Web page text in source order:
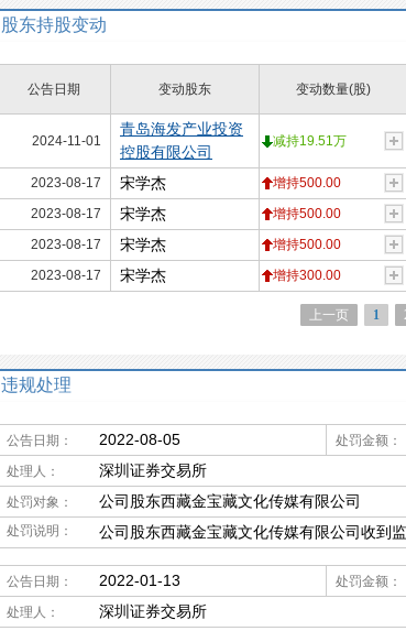
股东持股变动
公告日期 变动股东 变动数量(股)
2024-11-01
青岛海发产业投资
控股有限公司
减持19.51万
2023-08-17 宋学杰 增持500.00
2023-08-17 宋学杰 增持500.00
2023-08-17 宋学杰 增持500.00
2023-08-17 宋学杰 增持300.00
上一页 1
违规处理
公告日期： 2022-08-05 处罚金额：
处理人： 深圳证券交易所
处罚对象： 公司股东西藏金宝藏文化传媒有限公司
处罚说明：
公司股东西藏金宝藏文化传媒有限公司收到监
公告日期： 2022-01-13 处罚金额：
处理人： 深圳证券交易所